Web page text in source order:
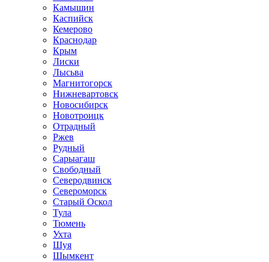
Камышин
Каспийск
Кемерово
Краснодар
Крым
Лиски
Лысьва
Магнитогорск
Нижневартовск
Новосибирск
Новотроицк
Отрадный
Ржев
Рудный
Сарыагаш
Свободный
Северодвинск
Североморск
Старый Оскол
Тула
Тюмень
Ухта
Шуя
Шымкент